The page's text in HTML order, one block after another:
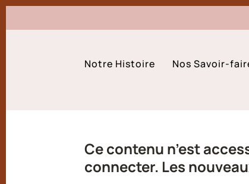
Notre Histoire Nos Savoir-
Ce contenu n’est
connecter. Les